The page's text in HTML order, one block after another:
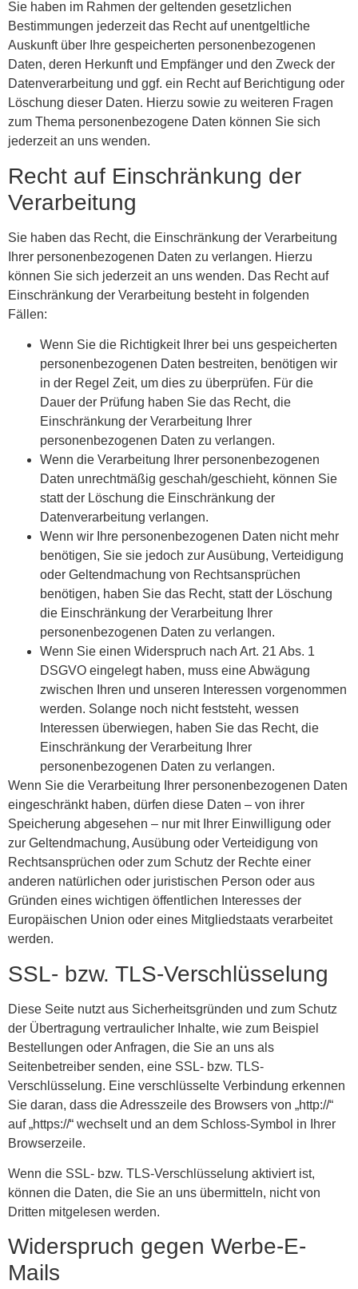
Sie haben im Rahmen der geltenden gesetzlichen
Bestimmungen jederzeit das Recht auf unentgeltliche
Auskunft über Ihre gespeicherten personenbezogenen
Daten, deren Herkunft und Empfänger und den Zweck der
Datenverarbeitung und ggf. ein Recht auf Berichtigung oder
Löschung dieser Daten. Hierzu sowie zu weiteren Fragen
zum Thema personenbezogene Daten können Sie sich
jederzeit an uns wenden.
Recht auf Einschränkung der
Verarbeitung
Sie haben das Recht, die Einschränkung der Verarbeitung
Ihrer personenbezogenen Daten zu verlangen. Hierzu
können Sie sich jederzeit an uns wenden. Das Recht auf
Einschränkung der Verarbeitung besteht in folgenden
Fällen:
Wenn Sie die Richtigkeit Ihrer bei uns gespeicherten
personenbezogenen Daten bestreiten, benötigen wir
in der Regel Zeit, um dies zu überprüfen. Für die
Dauer der Prüfung haben Sie das Recht, die
Einschränkung der Verarbeitung Ihrer
personenbezogenen Daten zu verlangen.
Wenn die Verarbeitung Ihrer personenbezogenen
Daten unrechtmäßig geschah/geschieht, können Sie
statt der Löschung die Einschränkung der
Datenverarbeitung verlangen.
Wenn wir Ihre personenbezogenen Daten nicht mehr
benötigen, Sie sie jedoch zur Ausübung, Verteidigung
oder Geltendmachung von Rechtsansprüchen
benötigen, haben Sie das Recht, statt der Löschung
die Einschränkung der Verarbeitung Ihrer
personenbezogenen Daten zu verlangen.
Wenn Sie einen Widerspruch nach Art. 21 Abs. 1
DSGVO eingelegt haben, muss eine Abwägung
zwischen Ihren und unseren Interessen vorgenommen
werden. Solange noch nicht feststeht, wessen
Interessen überwiegen, haben Sie das Recht, die
Einschränkung der Verarbeitung Ihrer
personenbezogenen Daten zu verlangen.
Wenn Sie die Verarbeitung Ihrer personenbezogenen Daten
eingeschränkt haben, dürfen diese Daten – von ihrer
Speicherung abgesehen – nur mit Ihrer Einwilligung oder
zur Geltendmachung, Ausübung oder Verteidigung von
Rechtsansprüchen oder zum Schutz der Rechte einer
anderen natürlichen oder juristischen Person oder aus
Gründen eines wichtigen öffentlichen Interesses der
Europäischen Union oder eines Mitgliedstaats verarbeitet
werden.
SSL- bzw. TLS-Verschlüsselung
Diese Seite nutzt aus Sicherheitsgründen und zum Schutz
der Übertragung vertraulicher Inhalte, wie zum Beispiel
Bestellungen oder Anfragen, die Sie an uns als
Seitenbetreiber senden, eine SSL- bzw. TLS-
Verschlüsselung. Eine verschlüsselte Verbindung erkennen
Sie daran, dass die Adresszeile des Browsers von „http://“
auf „https://“ wechselt und an dem Schloss-Symbol in Ihrer
Browserzeile.
Wenn die SSL- bzw. TLS-Verschlüsselung aktiviert ist,
können die Daten, die Sie an uns übermitteln, nicht von
Dritten mitgelesen werden.
Widerspruch gegen Werbe-E-
Mails